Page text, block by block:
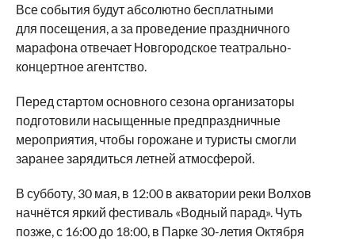
Все события будут абсолютно бесплатными
для посещения, а за проведение праздничного
марафона отвечает Новгородское театрально-
концертное агентство.
Перед стартом основного сезона организаторы
подготовили насыщенные предпраздничные
мероприятия, чтобы горожане и туристы смогли
заранее зарядиться летней атмосферой.
В субботу, 30 мая, в 12:00 в акватории реки Волхов
начнётся яркий фестиваль «Водный парад». Чуть
позже, с 16:00 до 18:00, в Парке 30-летия Октября